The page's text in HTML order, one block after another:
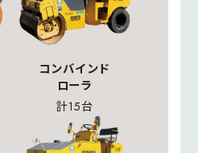
コンバインド
ローラ
計15台